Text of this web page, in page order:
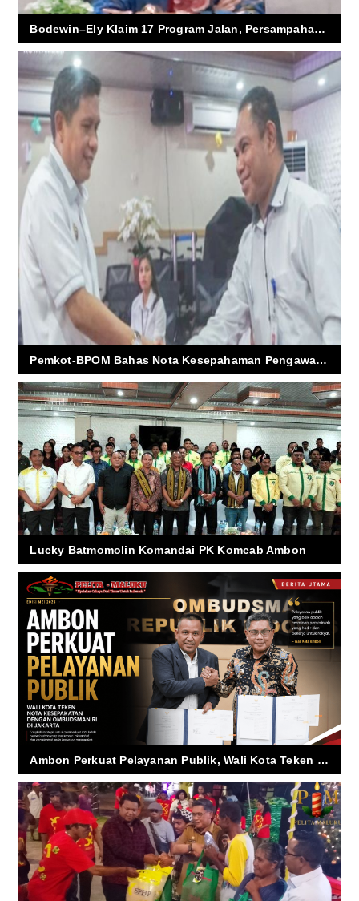
Bodewin–Ely Klaim 17 Program Jalan, Persampahan dan Lingkungan Jadi Fokus Utama
Pemkot-BPOM Bahas Nota Kesepahaman Pengawasan Obat & Makanan
Lucky Batmomolin Komandai PK Komcab Ambon
Ambon Perkuat Pelayanan Publik, Wali Kota Teken Nota Kesepakatan dengan Ombudsman RI di Jakarta